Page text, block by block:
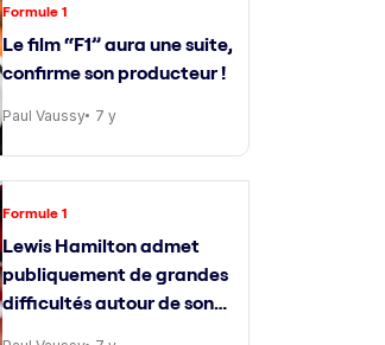
Formule 1
Le film “F1” aura une suite,
confirme son producteur !
Paul Vaussy 7 y
Formule 1
Lewis Hamilton admet
publiquement de grandes
difficultés autour de son
ingénieur de course